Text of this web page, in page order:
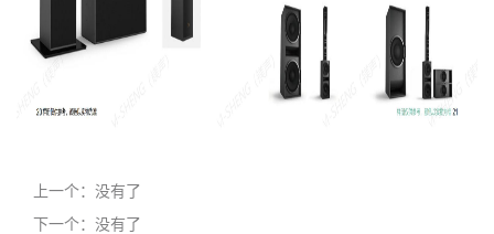
上一个：没有了
下一个：没有了